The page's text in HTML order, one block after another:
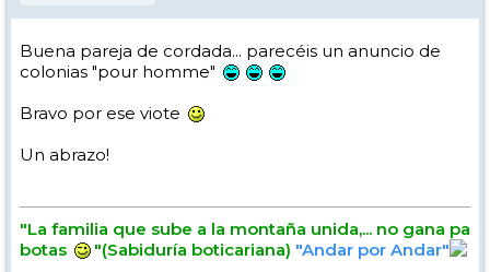
Buena pareja de cordada... parecéis un anuncio de
colonias "pour homme"
Bravo por ese viote
Un abrazo!
"La familia que sube a la montaña unida,... no gana pa
botas
"(Sabiduría boticariana) "Andar por Andar"